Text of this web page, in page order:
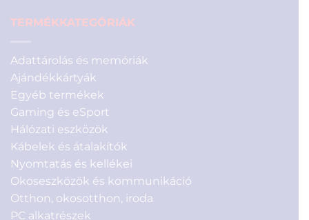
TERMÉKKATEGÓRIÁK
Adattárolás és memóriák
Ajándékkártyák
Egyéb termékek
Gaming és eSport
Hálózati eszközök
Kábelek és átalakítók
Nyomtatás és kellékei
Okoseszközök és kommunikáció
Otthon, okosotthon, iroda
PC alkatrészek